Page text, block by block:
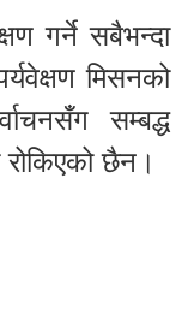
गर्ने सबैभन्दा
मिसनको
सम्बद्ध
छैन।